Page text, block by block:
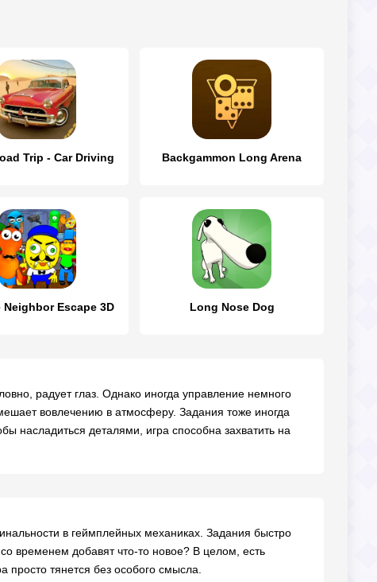
Trip - Car Driving Backgammon Long Arena
Neighbor Escape 3D Long Nose Dog
радует глаз. Однако иногда управление немного
вовлечению в атмосферу. Задания тоже иногда
насладиться деталями, игра способна захватить на
в геймплейных механиках. Задания быстро
временем добавят что-то новое? В целом, есть
просто тянется без особого смысла.